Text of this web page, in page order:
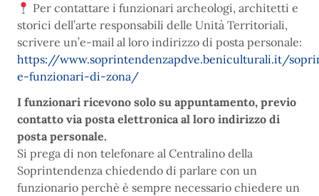
Per contattare i funzionari archeologi, architetti e
storici dell’arte responsabili delle Unità Territoriali,
scrivere un’e-mail al loro indirizzo di posta personale:
https://www.soprintendenzapdve.beniculturali.it/
e-funzionari-di-zona/
I funzionari ricevono solo su appuntamento, previo
contatto via posta elettronica al loro indirizzo di
posta personale.
Si prega di non telefonare al Centralino della
Soprintendenza chiedendo di parlare con un
funzionario perchè è sempre necessario chiedere un